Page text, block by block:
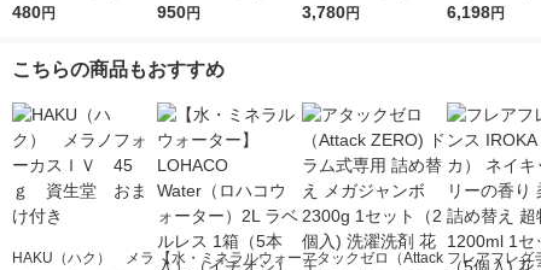
バナナ 缶 350ml 3本
480円
バナナ 缶 350ml 6本
950円
バナナ 缶 350ml 1ケ
3,780円
ューハイ 麒麟特製 レ
6,198円
こちらの商品もおすすめ
HAKU（ハク） メラ 【水・ミネラルウォーアタックゼロ（Attack フレアフレグ